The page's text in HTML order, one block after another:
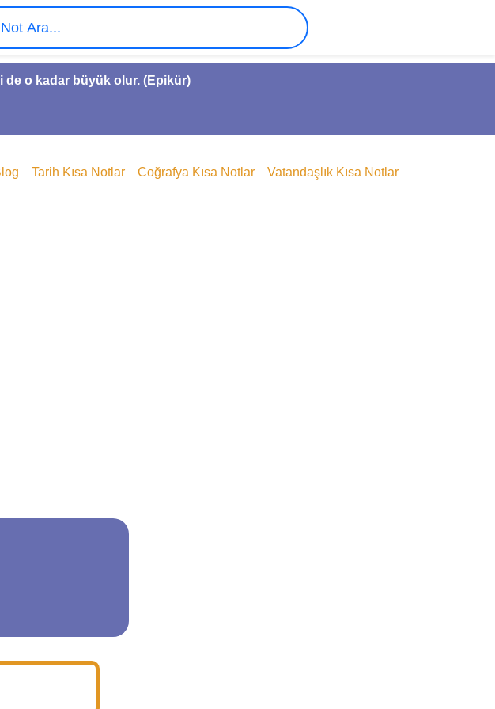
de o kadar büyük olur. (Epikür)
Ara...
Tarih Kısa Notlar Coğrafya Kısa Notlar Vatandaşlık Kısa Notlar